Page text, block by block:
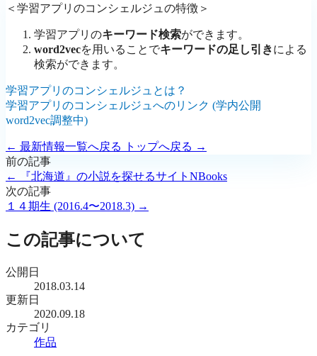
＜学習アプリのコンシェルジュの特徴＞
学習アプリのキーワード検索ができます。
word2vecを用いることでキーワードの足し引きによる
検索ができます。
学習アプリのコンシェルジュとは？
学習アプリのコンシェルジュへのリンク (学内公開
word2vec調整中)
← 最新情報一覧へ戻る
トップへ戻る →
前の記事
← 『北海道』の小説を探せるサイトNBooks
次の記事
１４期生 (2016.4〜2018.3) →
この記事について
公開日
2018.03.14
更新日
2020.09.18
カテゴリ
作品